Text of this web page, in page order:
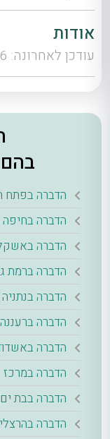
אודות
עודכן לאחרונה: 30/04/2026, 06:53
הדברה בפתח
הדברה בחיפה
הדברה
הדברה ברמת
הדברה בנתניה
הדברה ברעננה
הדברה
הדברה במרכז
הדברה בבת ים
הדברה